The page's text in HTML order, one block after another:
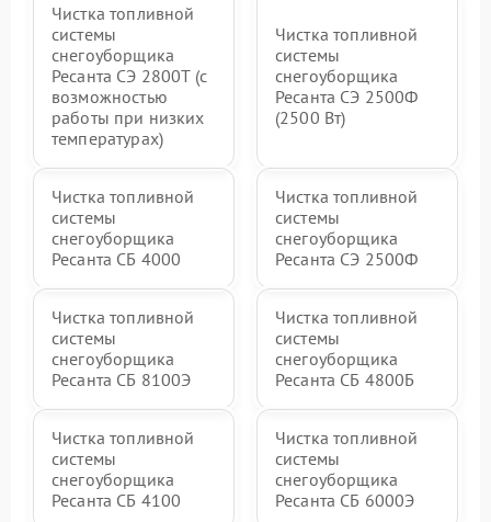
Чистка топливной
системы
снегоуборщика
Ресанта СЭ 2800Т (с
возможностью
работы при низких
температурах)
Чистка топливной
системы
снегоуборщика
Ресанта СЭ 2500Ф
(2500 Вт)
Чистка топливной
системы
снегоуборщика
Ресанта СБ 4000
Чистка топливной
системы
снегоуборщика
Ресанта СЭ 2500Ф
Чистка топливной
системы
снегоуборщика
Ресанта СБ 8100Э
Чистка топливной
системы
снегоуборщика
Ресанта СБ 4800Б
Чистка топливной
системы
снегоуборщика
Ресанта СБ 4100
Чистка топливной
системы
снегоуборщика
Ресанта СБ 6000Э